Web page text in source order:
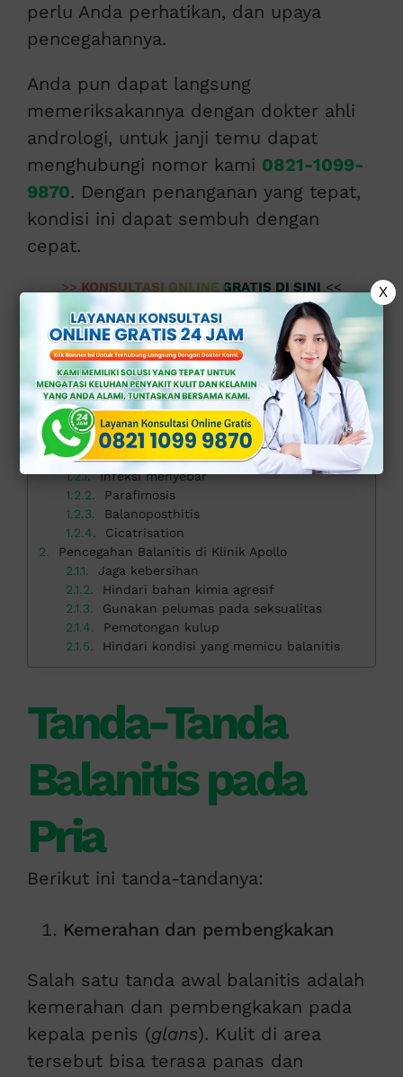
perlu Anda perhatikan, dan upaya
pencegahannya.
Anda pun dapat langsung
memeriksakannya dengan dokter ahli
andrologi, untuk janji temu dapat
menghubungi nomor kami 0821-1099-
9870. Dengan penanganan yang tepat,
kondisi ini dapat sembuh dengan
cepat.
>> KONSULTASI ONLINE GRATIS DI SINI <<
Daftar isi
Tanda-Tanda Balanitis pada Pria
Kemerahan dan pembengkakan
Nyeri atau gatal
Pemisahan kulit
Cairan berwarna putih dan bau tidak sedap
Bahaya Balanitis Pria
Infeksi menyebar
Parafimosis
Balanoposthitis
Cicatrisation
Pencegahan Balanitis di Klinik Apollo
Jaga kebersihan
Hindari bahan kimia agresif
Gunakan pelumas pada seksualitas
Pemotongan kulup
Hindari kondisi yang memicu balanitis
Tanda-Tanda
Balanitis pada
Pria
Berikut ini tanda-tandanya:
Kemerahan dan pembengkakan
Salah satu tanda awal balanitis adalah
kemerahan dan pembengkakan pada
kepala penis (glans). Kulit di area
tersebut bisa terasa panas dan
X